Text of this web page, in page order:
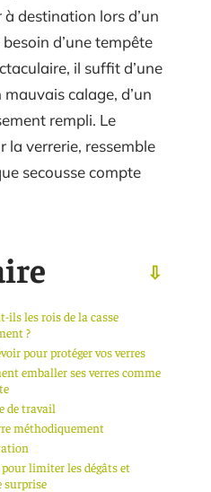
destination lors d’un
d’une tempête
il suffit d’une
calage, d’un
rempli. Le
la verrerie, ressemble
secousse compte
ils les rois de la casse
?
pour protéger vos verres
emballer ses verres comme
de travail
méthodiquement
limiter les dégâts et
surprise